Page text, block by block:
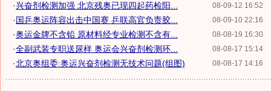
08-09-12 16:52
·兴奋剂检测加强 北京残奥已现四起药检阳...
08-09-10 22:16
·国乒奥运阵容出击中国赛 乒联高官负责胶...
08-08-19 16:30
·奥运金牌不含铅 原材料经专业检测不含有...
08-08-17 15:14
·全副武装专职送尿样 奥运会兴奋剂检测环...
08-08-17 14:16
·北京奥组委:奥运兴奋剂检测无技术问题(组图)